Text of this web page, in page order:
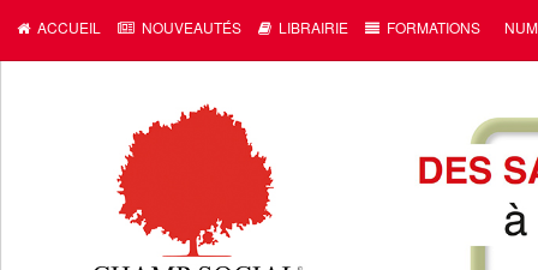
ACCUEIL NOUVEAUTÉS LIBRAIRIE FORMATIONS